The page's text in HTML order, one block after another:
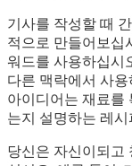
기사를 작성할 때
적으로 만들어보십
워드를 사용하십시
다른 맥락에서 사
아이디어는 재료를
는지 설명하는 레
당신은 자신이되고